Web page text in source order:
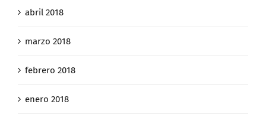
abril 2018
marzo 2018
febrero 2018
enero 2018